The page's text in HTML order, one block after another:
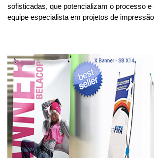
sofisticadas, que potencializam o processo e
equipe especialista em projetos de